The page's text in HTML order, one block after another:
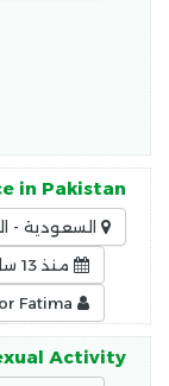
in Pakistan
السعودية -
منذ 13 ساعة
Activity.